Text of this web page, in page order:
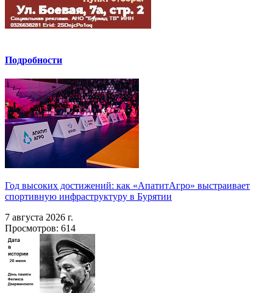
Подробности
Год высоких достижений: как «АпатитАгро» выстраивает
спортивную инфраструктуру в Бурятии
7 августа 2026 г.
Просмотров: 614